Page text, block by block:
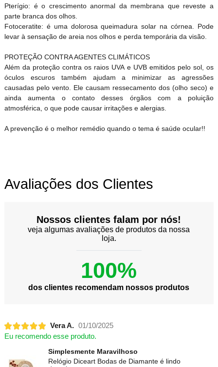
Pterígio: é o crescimento anormal da membrana que reveste a
parte branca dos olhos.
Fotoceratite: é uma dolorosa queimadura solar na córnea. Pode
levar à sensação de areia nos olhos e perda temporária da visão.
PROTEÇÃO CONTRA AGENTES CLIMÁTICOS
Além da proteção contra os raios UVA e UVB emitidos pelo sol, os
óculos escuros também ajudam a minimizar as agressões
causadas pelo vento. Ele causam ressecamento dos (olho seco) e
ainda aumenta o contato desses órgãos com a poluição
atmosférica, o que pode causar irritações e alergias.
A prevenção é o melhor remédio quando o tema é saúde ocular!!
Avaliações dos Clientes
Nossos clientes falam por nós!
veja algumas avaliações de produtos da nossa
loja.
100%
dos clientes recomendam nossos produtos
Vera A. 01/10/2025
Eu recomendo esse produto.
Simplesmente Maravilhoso
Relógio Diceart Bodas de Diamante é lindo